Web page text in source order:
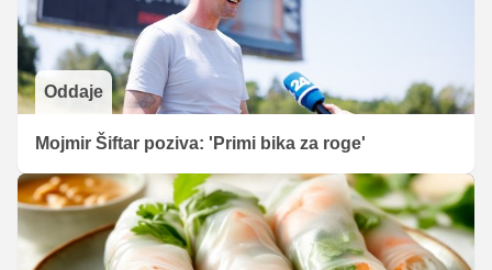
Oddaje
Mojmir Šiftar poziva: 'Primi bika za roge'